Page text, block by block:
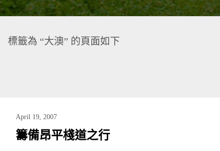
標籤為 “大澳” 的頁面如下
April 19, 2007
籌備昂平棧道之行